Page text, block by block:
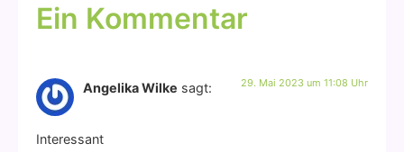
Ein Kommentar
Angelika Wilke sagt: 29. Mai 2023 um 11:08 Uhr
Inter­es­sant